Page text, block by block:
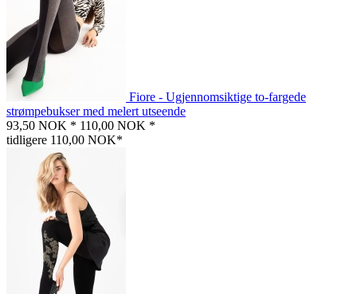
Fiore - Ugjennomsiktige to-fargede
strømpebukser med melert utseende
93,50 NOK * 110,00 NOK *
tidligere 110,00 NOK*